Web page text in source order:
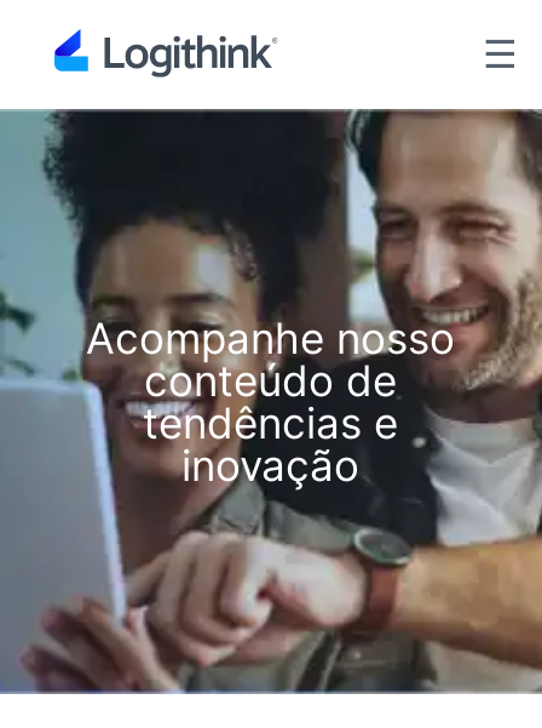
☰
Acompanhe nosso
conteúdo de
tendências e
inovação